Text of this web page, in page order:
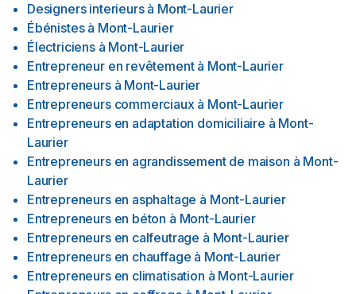
Designers interieurs à Mont-Laurier
Ébénistes à Mont-Laurier
Électriciens à Mont-Laurier
Entrepreneur en revêtement à Mont-Laurier
Entrepreneurs à Mont-Laurier
Entrepreneurs commerciaux à Mont-Laurier
Entrepreneurs en adaptation domiciliaire à Mont-
Laurier
Entrepreneurs en agrandissement de maison à Mont-
Laurier
Entrepreneurs en asphaltage à Mont-Laurier
Entrepreneurs en béton à Mont-Laurier
Entrepreneurs en calfeutrage à Mont-Laurier
Entrepreneurs en chauffage à Mont-Laurier
Entrepreneurs en climatisation à Mont-Laurier